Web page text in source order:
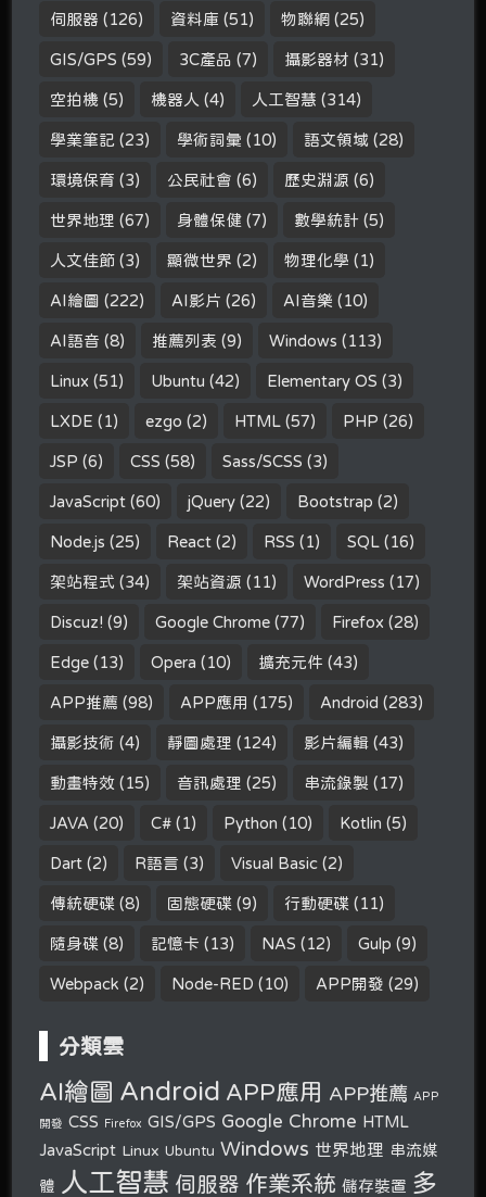
伺服器 (126) 資料庫 (51) 物聯網 (25)
GIS/GPS (59) 3C產品 (7) 攝影器材 (31)
空拍機 (5) 機器人 (4) 人工智慧 (314)
學業筆記 (23) 學術詞彙 (10) 語文領域 (28)
環境保育 (3) 公民社會 (6) 歷史淵源 (6)
世界地理 (67) 身體保健 (7) 數學統計 (5)
人文佳節 (3) 顯微世界 (2) 物理化學 (1)
AI繪圖 (222) AI影片 (26) AI音樂 (10)
AI語音 (8) 推薦列表 (9) Windows (113)
Linux (51) Ubuntu (42) Elementary OS (3)
LXDE (1) ezgo (2) HTML (57) PHP (26)
JSP (6) CSS (58) Sass/SCSS (3)
JavaScript (60) jQuery (22) Bootstrap (2)
Node.js (25) React (2) RSS (1) SQL (16)
架站程式 (34) 架站資源 (11) WordPress (17)
Discuz! (9) Google Chrome (77) Firefox (28)
Edge (13) Opera (10) 擴充元件 (43)
APP推薦 (98) APP應用 (175) Android (283)
攝影技術 (4) 靜圖處理 (124) 影片編輯 (43)
動畫特效 (15) 音訊處理 (25) 串流錄製 (17)
JAVA (20) C# (1) Python (10) Kotlin (5)
Dart (2) R語言 (3) Visual Basic (2)
傳統硬碟 (8) 固態硬碟 (9) 行動硬碟 (11)
隨身碟 (8) 記憶卡 (13) NAS (12) Gulp (9)
Webpack (2) Node-RED (10) APP開發 (29)
分類雲
AI繪圖 Android APP應用 APP推薦 APP
開發 CSS Firefox GIS/GPS Google Chrome HTML
JavaScript Linux Ubuntu Windows 世界地理 串流媒
體 人工智慧 伺服器 作業系統 儲存裝置 多